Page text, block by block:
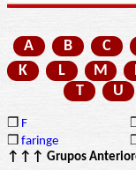
A B C
K
L M
T
U
❒ F
❒ faringe
↑↑↑ Grupos